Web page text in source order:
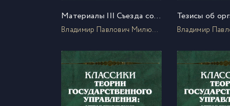
Материалы III Съезда совнархозов. Пленарное заседание 24 января
Владимир Павлович Милютин